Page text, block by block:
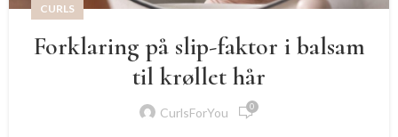
CURLS
Forklaring på slip-faktor i balsam
til krøllet hår
CurlsForYou 0